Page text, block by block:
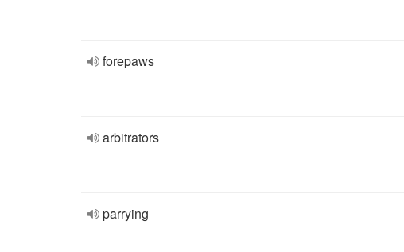
forepaws
arbitrators
parrying